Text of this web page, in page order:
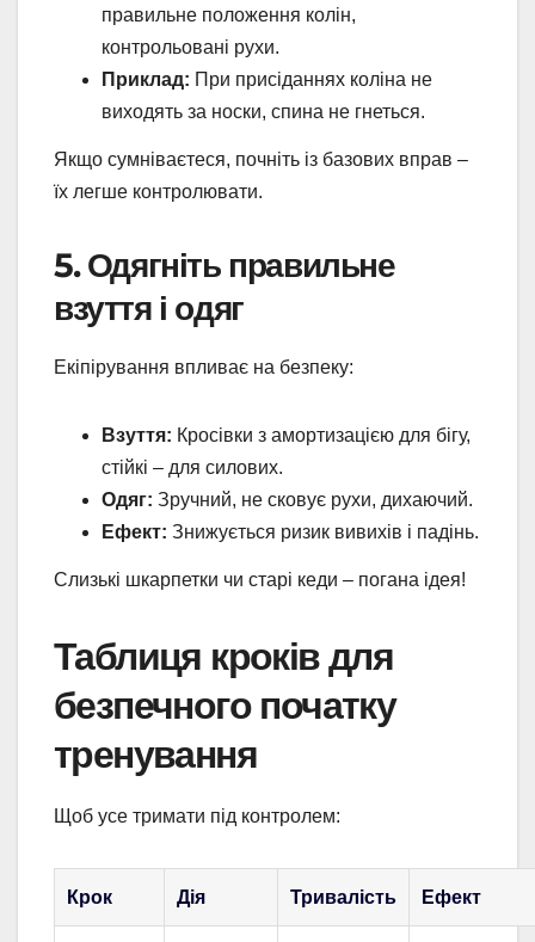
правильне положення колін,
контрольовані рухи.
Приклад: При присіданнях коліна не
виходять за носки, спина не гнеться.
Якщо сумніваєтеся, почніть із базових вправ –
їх легше контролювати.
5. Одягніть правильне
взуття і одяг
Екіпірування впливає на безпеку:
Взуття: Кросівки з амортизацією для бігу,
стійкі – для силових.
Одяг: Зручний, не сковує рухи, дихаючий.
Ефект: Знижується ризик вивихів і падінь.
Слизькі шкарпетки чи старі кеди – погана ідея!
Таблиця кроків для
безпечного початку
тренування
Щоб усе тримати під контролем:
Крок Дія Тривалість Ефект